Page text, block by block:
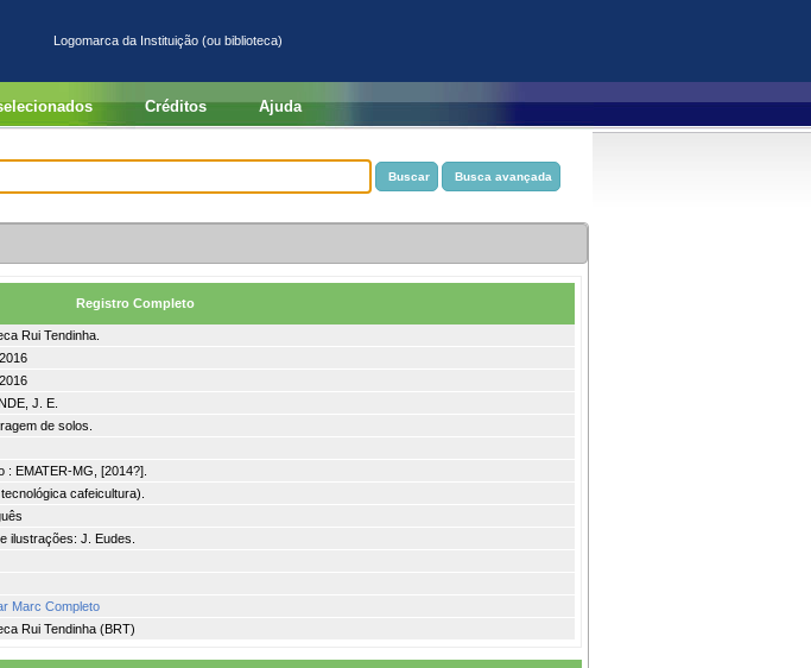
Logomarca da Instituição (ou biblioteca)
Créditos Ajuda
Registro Completo
Rui Tendinha.
J. E.
de solos.
: EMATER-MG, [2014?].
cafeicultura).
ilustrações: J. Eudes.
Marc Completo
Rui Tendinha (BRT)